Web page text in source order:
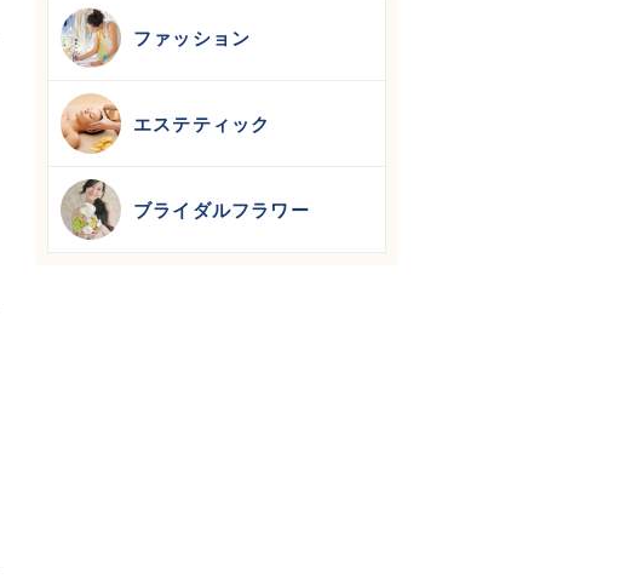
ファッション
エステティック
ブライダルフラワー